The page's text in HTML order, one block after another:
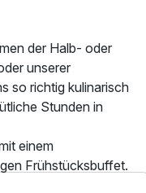
der Halb- oder
unserer
so richtig kulinarisch
Stunden in
einem
Frühstücksbuffet.